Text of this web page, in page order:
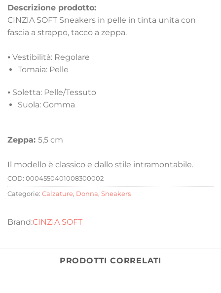
Descrizione prodotto:
CINZIA SOFT Sneakers in pelle in tinta unita con
fascia a strappo, tacco a zeppa.
⦁ Vestibilità: Regolare
Tomaia: Pelle
⦁ Soletta: Pelle/Tessuto
Suola: Gomma
Zeppa: 5,5 cm
Il modello è classico e dallo stile intramontabile.
COD: 0004550401008300002
Categorie: Calzature, Donna, Sneakers
CINZIA SOFT
PRODOTTI CORRELATI